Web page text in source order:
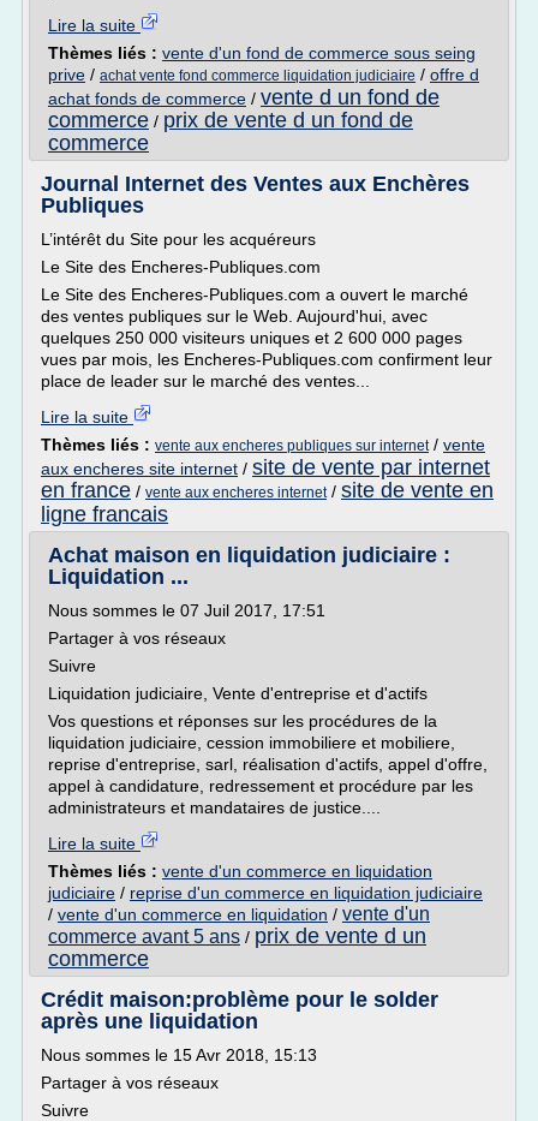
Lire la suite
Thèmes liés : vente d'un fond de commerce sous seing
prive / achat vente fond commerce liquidation judiciaire / offre d
achat fonds de commerce / vente d un fond de
commerce / prix de vente d un fond de
commerce
Journal Internet des Ventes aux Enchères
Publiques
L’intérêt du Site pour les acquéreurs
Le Site des Encheres-Publiques.com
Le Site des Encheres-Publiques.com a ouvert le marché
des ventes publiques sur le Web. Aujourd'hui, avec
quelques 250 000 visiteurs uniques et 2 600 000 pages
vues par mois, les Encheres-Publiques.com confirment leur
place de leader sur le marché des ventes...
Lire la suite
Thèmes liés : vente aux encheres publiques sur internet/ vente
aux encheres site internet / site de vente par internet
en france / vente aux encheres internet/ site de vente en
ligne francais
Achat maison en liquidation judiciaire :
Liquidation ...
Nous sommes le 07 Juil 2017, 17:51
Partager à vos réseaux
Suivre
Liquidation judiciaire, Vente d'entreprise et d'actifs
Vos questions et réponses sur les procédures de la
liquidation judiciaire, cession immobiliere et mobiliere,
reprise d'entreprise, sarl, réalisation d'actifs, appel d'offre,
appel à candidature, redressement et procédure par les
administrateurs et mandataires de justice....
Lire la suite
Thèmes liés : vente d'un commerce en liquidation
judiciaire / reprise d'un commerce en liquidation judiciaire
/ vente d'un commerce en liquidation / vente d'un
commerce avant 5 ans / prix de vente d un
commerce
Crédit maison:problème pour le solder
après une liquidation
Nous sommes le 15 Avr 2018, 15:13
Partager à vos réseaux
Suivre